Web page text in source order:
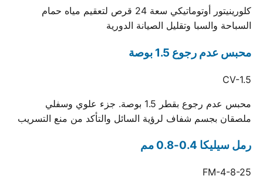
كلورينيتور أوتوماتيكي سعة 24 قرص لتعقيم مياه حمام
السباحة والسبا وتقليل الصيانة الدورية
محبس عدم رجوع 1.5 بوصة
CV-1.5
محبس عدم رجوع بقطر 1.5 بوصة. جزء علوي وسفلي
ملصقان بجسم شفاف لرؤية السائل والتأكد من منع التسريب
رمل سيليكا 0.4-0.8 مم
FM-4-8-25